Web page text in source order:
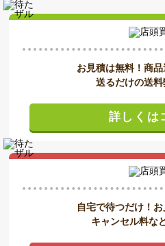
お見積は無料！商
送るだけの送料
詳しくは
自宅で待つだけ！お
キャンセル料な